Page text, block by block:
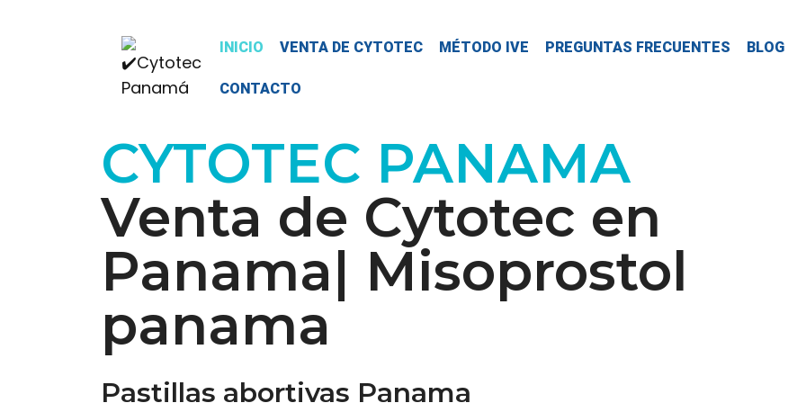
INICIO VENTA DE CYTOTEC MÉTODO IVE PREGUNTAS FRECUENTES BLOG
CONTACTO
CYTOTEC PANAMA
Venta de Cytotec en
Panama| Misoprostol
panama
Pastillas abortivas Panama